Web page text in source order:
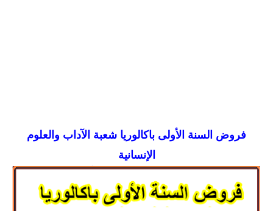
فروض السنة الأولى باكالوريا شعبة الآداب والعلوم
الإنسانية